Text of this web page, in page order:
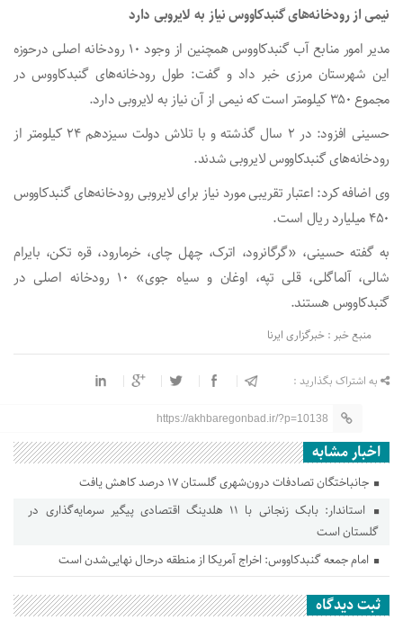
نیمی از رودخانه‌های گنبدکاووس نیاز به لایروبی دارد
مدیر امور منابع آب گنبدکاووس همچنین از وجود ۱۰ رودخانه اصلی درحوزه
این شهرستان مرزی خبر داد و گفت: طول رودخانه‌های گنبدکاووس در
مجموع ۳۵۰ کیلومتر است که نیمی از آن نیاز به لایروبی دارد.
حسینی افزود: در ۲ سال گذشته و با تلاش دولت سیزدهم ۲۴ کیلومتر از
رودخانه‌های گنبدکاووس لایروبی شدند.
وی اضافه کرد: اعتبار تقریبی مورد نیاز برای لایروبی رودخانه‌های گنبدکاووس
۴۵۰ میلیارد ریال است.
به گفته حسینی، «گرگانرود، اترک، چهل چای، خرمارود، قره تکن، بایرام
شالی، آلماگلی، قلی تپه، اوغان و سیاه جوی» ۱۰ رودخانه اصلی در
گنبدکاووس هستند.
منبع خبر : خبرگزاری ایرنا
به اشتراک بگذارید :
https://akhbaregonbad.ir/?p=10138
اخبار مشابه
جانباختگان تصادفات درون‌شهری گلستان ۱۷ درصد کاهش یافت
استاندار: بابک زنجانی با ۱۱ هلدینگ اقتصادی پیگیر سرمایه‌گذاری در
گلستان است
امام جمعه گنبدکاووس: اخراج آمریکا از منطقه درحال نهایی‌شدن است
ثبت دیدگاه